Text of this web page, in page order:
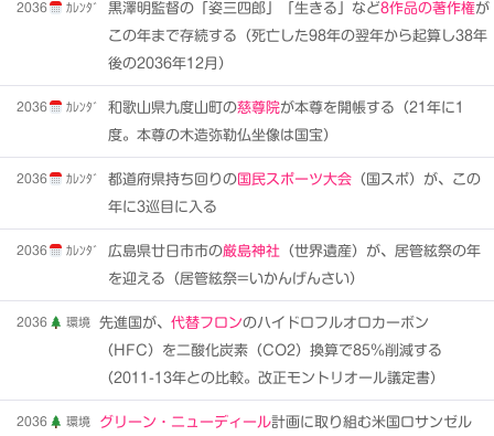
2036 ｶﾚﾝﾀﾞ 黒澤明監督の「姿三四郎」「生きる」など8作品の著作権が
この年まで存続する（死亡した98年の翌年から起算し38年
後の2036年12月）
2036 ｶﾚﾝﾀﾞ 和歌山県九度山町の慈尊院が本尊を開帳する（21年に1
度。本尊の木造弥勒仏坐像は国宝）
2036 ｶﾚﾝﾀﾞ 都道府県持ち回りの国民スポーツ大会 （国スポ）が、この
年に3巡目に入る
2036 ｶﾚﾝﾀﾞ 広島県廿日市市の厳島神社 （世界遺産）が、居管絃祭の年
を迎える（居管絃祭=いかんげんさい）
2036 環境 先進国が、 代替フロンのハイドロフルオロカーボン
（HFC）を二酸化炭素（CO2）換算で85％削減する
（2011-13年との比較。改正モントリオール議定書）
2036 環境 グリーン・ニューディール計画に取り組む米国ロサンゼル